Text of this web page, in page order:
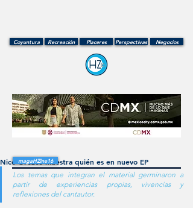
Coyuntura Recreación Placeres Negocios
Perspectivas
Nico Orozco muestra quién es en nuevo EP
Los temas que integran el material germinaron a
partir de experiencias propias, vivencias y
reflexiones del cantautor.
magaHZine16